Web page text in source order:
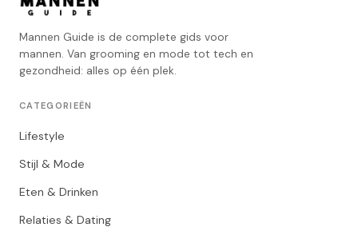
Mannen Guide is de complete gids voor
mannen. Van grooming en mode tot tech en
gezondheid: alles op één plek.
CATEGORIEËN
Lifestyle
Stijl & Mode
Eten & Drinken
Relaties & Dating